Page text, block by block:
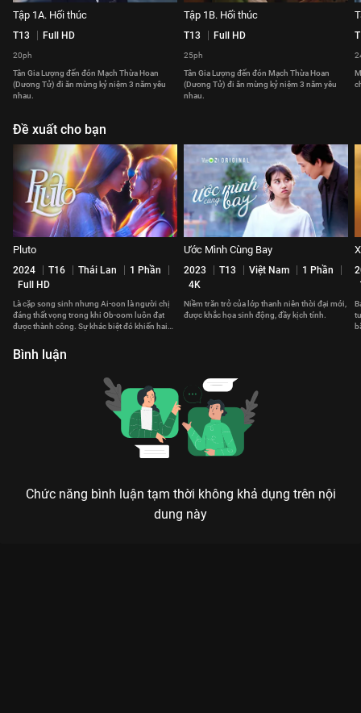
Tập 1A. Hối thúc
T13 Full HD
20ph
Tân Gia Lượng đến đón Mạch Thừa Hoan
(Dương Tử) đi ăn mừng kỷ niệm 3 năm yêu
nhau.
Tập 1B. Hối thúc
T13 Full HD
25ph
Tân Gia Lượng đến đón Mạch Thừa Hoan
(Dương Tử) đi ăn mừng kỷ niệm 3 năm yêu
nhau.
Đề xuất cho bạn
Pluto
2024 T16 Thái Lan
1 Phần
Full HD
Là cặp song sinh nhưng Ai-oon là người chị
đáng thất vọng trong khi Ob-oom luôn đạt
được thành công. Sự khác biệt đó khiến hai
Ước Mình Cùng Bay
2023 T13 Việt Nam
1 Phần
4K
Niềm trăn trở của lớp thanh niên thời đại mới,
được khắc họa sinh động, đầy kịch tính.
Bình luận
Chức năng bình luận tạm thời không khả dụng trên nội
dung này